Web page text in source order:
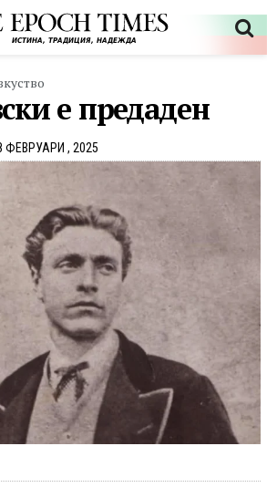
е предаден
ФЕВРУАРИ , 2025